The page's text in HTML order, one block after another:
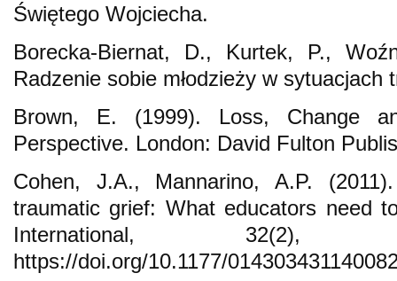
Świętego Wojciecha.
Borecka-Biernat, D., Kurtek, P.,
Radzenie sobie młodzieży w
Brown, E. (1999). Loss, Change
Perspective. London: David Fulton
Cohen, J.A., Mannarino, A.P.
traumatic grief: What educators need
International, 32(2),
https://doi.org/10.1177/